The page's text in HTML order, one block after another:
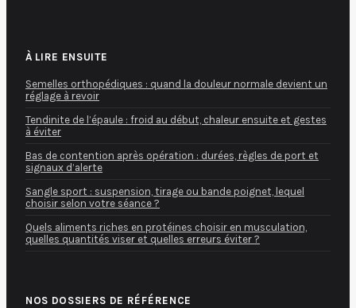
À LIRE ENSUITE
Semelles orthopédiques : quand la douleur normale devient un
réglage à revoir
Tendinite de l’épaule : froid au début, chaleur ensuite et gestes
à éviter
Bas de contention après opération : durées, règles de port et
signaux d’alerte
Sangle sport : suspension, tirage ou bande poignet, lequel
choisir selon votre séance ?
Quels aliments riches en protéines choisir en musculation,
quelles quantités viser et quelles erreurs éviter ?
NOS DOSSIERS DE RÉFÉRENCE